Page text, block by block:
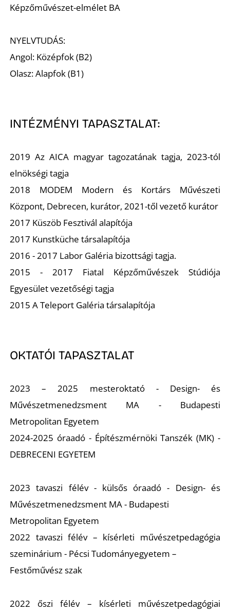
Képzőművészet-elmélet BA
NYELVTUDÁS:
Angol: Középfok (B2)
Olasz: Alapfok (B1)
INTÉZMÉNYI TAPASZTALAT:
2019 Az AICA magyar tagozatának tagja, 2023-tól
elnökségi tagja
2018 MODEM Modern és Kortárs Művészeti
Központ, Debrecen, kurátor, 2021-től vezető kurátor
2017 Küszöb Fesztivál alapítója
2017 Kunstküche társalapítója
2016 - 2017 Labor Galéria bizottsági tagja.
2015 - 2017 Fiatal Képzőművészek Stúdiója
Egyesület vezetőségi tagja
2015 A Teleport Galéria társalapítója
OKTATÓI TAPASZTALAT
2023 – 2025 mesteroktató - Design- és
Művészetmenedzsment MA - Budapesti
Metropolitan Egyetem
2024-2025 óraadó - Építészmérnöki Tanszék (MK) -
DEBRECENI EGYETEM
2023 tavaszi félév - külsős óraadó - Design- és
Művészetmenedzsment MA - Budapesti
Metropolitan Egyetem
2022 tavaszi félév – kísérleti művészetpedagógia
szeminárium - Pécsi Tudományegyetem –
Festőművész szak
2022 őszi félév – kísérleti művészetpedagógiai